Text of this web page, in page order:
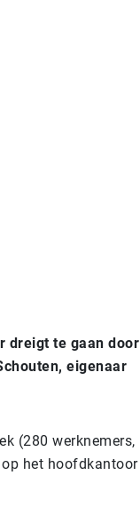
dreigt te gaan door
eigenaar
(280 werknemers,
het hoofdkantoor